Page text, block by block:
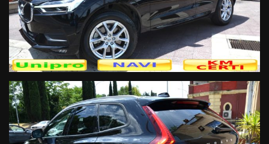
- Cambio automatico
Sicurezza:
- Tecnologia DNA Volvo
- Fari full led
- Specchietti retrovisori esterni ripiegabili elettricamente
- Sensore pressione pneumatici
- Sensori di parcheggio posteriori
- Sistema lettura cartelli stradali
- Sistema anticollisione
- Sistema mantenimento carreggiata